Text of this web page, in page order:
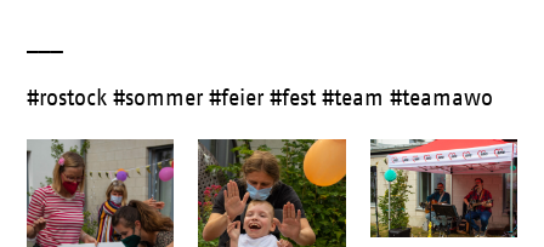
#rostock #sommer #feier #fest #team #teamawo